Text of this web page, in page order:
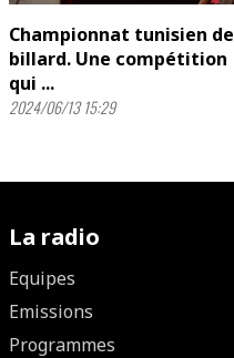
Championnat tunisien de
billard. Une compétition
qui ...
2024/06/13 15:29
La radio
Equipes
Emissions
Programmes